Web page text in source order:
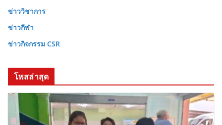
ข่าววิชาการ
ข่าวกีฬา
ข่าวกิจกรรม CSR
โพสล่าสุด